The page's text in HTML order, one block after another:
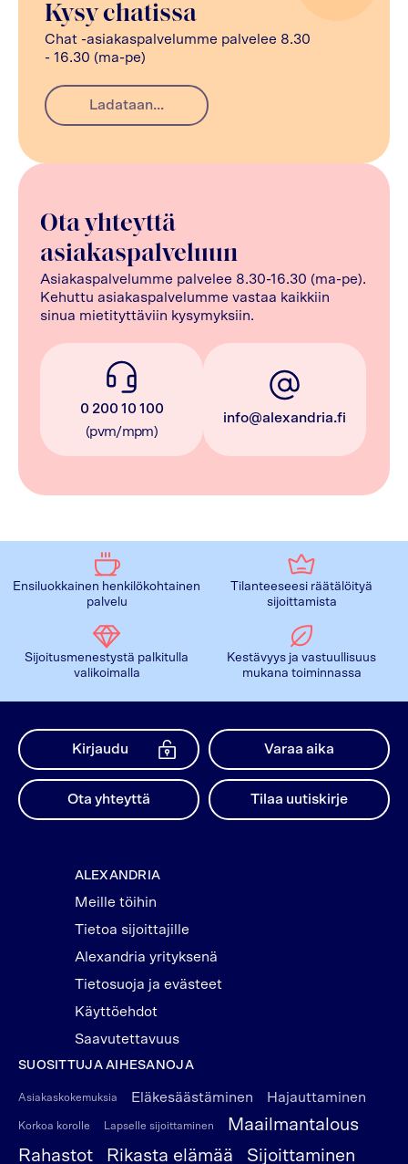
Ota yhteyttä
asiakaspalveluun
Asiakaspalvelumme palvelee 8.30-16.30 (ma-pe).
Kehuttu asiakaspalvelumme vastaa kaikkiin
sinua mietityttäviin kysymyksiin.
0 200 10 100
(pvm/mpm)
info@alexandria.fi
Kysy chatissa
Chat -asiakaspalvelumme palvelee 8.30
- 16.30 (ma-pe)
Ladataan...
Ensiluokkainen henkilökohtainen
palvelu
Tilanteeseesi räätälöityä
sijoittamista
Sijoitusmenestystä palkitulla
valikoimalla
Kestävyys ja vastuullisuus
mukana toiminnassa
Kirjaudu Varaa aika
Ota yhteyttä Tilaa uutiskirje
ALEXANDRIA
Meille töihin
Tietoa sijoittajille
Alexandria yrityksenä
Tietosuoja ja evästeet
Käyttöehdot
Saavutettavuus
SUOSITTUJA AIHESANOJA
Asiakaskokemuksia Eläkesäästäminen Hajauttaminen
Korkoa korolle Lapselle sijoittaminen
Maailmantalous
Rahastot
Rikasta elämää Sijoittaminen